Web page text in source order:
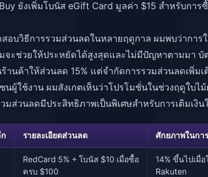
ยังเพิ่มโบนัส eGift Card มูลค่า $15 สำหรับกา
อบวิธีการรวมส่วนลดในหลายฤดูกาล ผมพบว่ากา
จะช่วยให้ประหยัดได้สูงสุดและไม่มีปัญหาตามมา บั
านค้าให้ส่วนลด 15% แต่จำกัดการรวมส่วนลดเพิ่มเ
ผู้ใช้งาน ผมสังเกตเห็นว่าโปรโมชั่นในช่วงฤดูใบ
มส่วนลดมีประสิทธิภาพเป็นพิเศษสำหรับการเติมเงิน
รายละเอียดส่วนลด ศักยภาพในกา
RedCard 5% + โบนัส $10 เมื่อซื้อ
ครบ $100
14% ขึ้นไปเมื่
Rakuten